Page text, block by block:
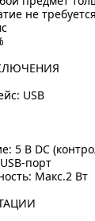
не требуется
USB
5 В DC
порт
Макс.2 Вт